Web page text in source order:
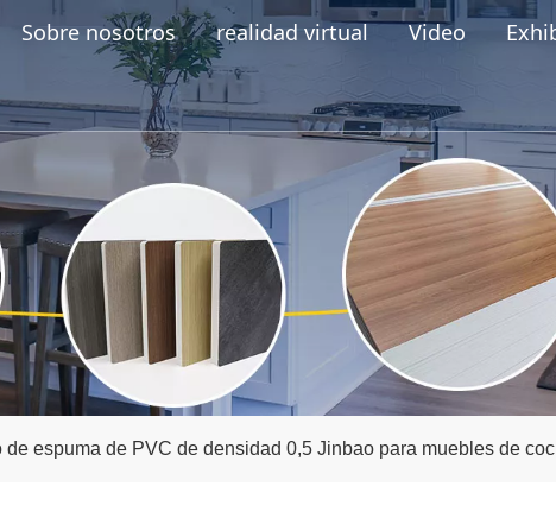
Sobre nosotros realidad virtual Video
de espuma de PVC de densidad 0,5 Jinbao para muebles de